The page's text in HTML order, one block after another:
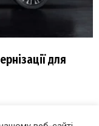
для